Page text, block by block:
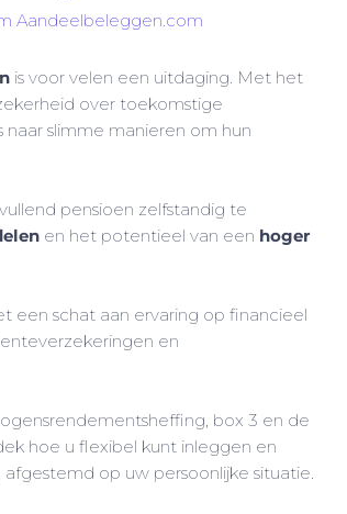
Aandeelbeleggen.com
is voor velen een uitdaging. Met het
over toekomstige
slimme manieren om hun
pensioen zelfstandig te
en het potentieel van een hoger
een schat aan ervaring op financieel
en
box 3 en de
hoe u flexibel kunt inleggen en
op uw persoonlijke situatie.